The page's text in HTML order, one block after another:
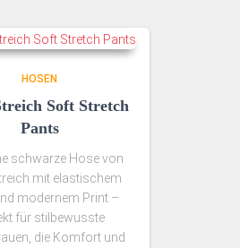
HOSEN
Soft Stretch
Pants
schwarze Hose von
mit elastischem
modernem Print –
für stilbewusste
die Komfort und